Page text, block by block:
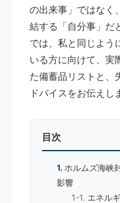
の出来事」ではなく
結する「自分事」だ
では、私と同じよう
いる方に向けて、実
た備蓄品リストと、
ドバイスをお伝えし
目次
ホルムズ海峡
影響
エネル